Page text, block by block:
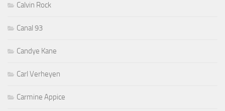
Calvin Rock
Canal 93
Candye Kane
Carl Verheyen
Carmine Appice